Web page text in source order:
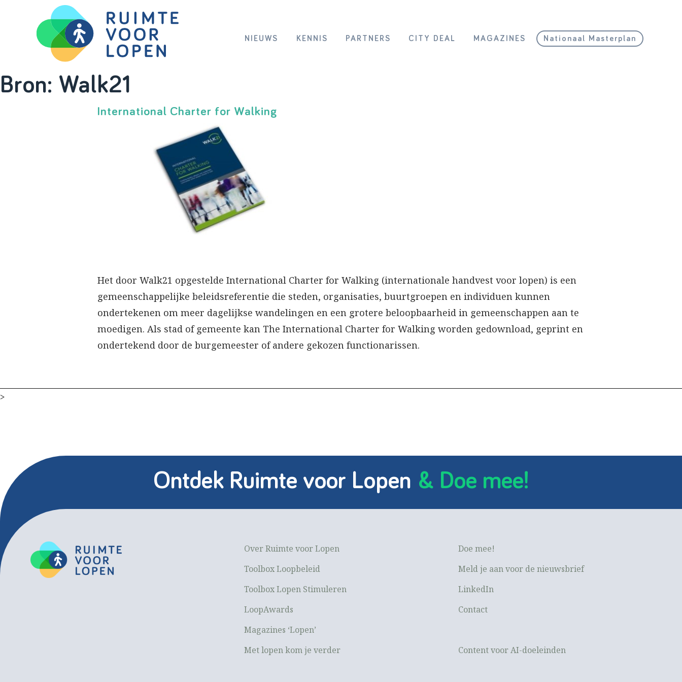
Skip
to
NIEUWS KENNIS PARTNERS CITY DEAL MAGAZINES Nationaal Masterplan
Bron: Walk21
International Charter for Walking
Het door Walk21 opgestelde International Charter for Walking (internationale handvest voor lopen) is een
gemeenschappelijke beleidsreferentie die steden, organisaties, buurtgroepen en individuen kunnen
ondertekenen om meer dagelijkse wandelingen en een grotere beloopbaarheid in gemeenschappen aan te
moedigen. Als stad of gemeente kan The International Charter for Walking worden gedownload, geprint en
ondertekend door de burgemeester of andere gekozen functionarissen.
>
Ontdek Ruimte voor Lopen & Doe mee!
Over Ruimte voor Lopen
Toolbox Loopbeleid
Toolbox Lopen Stimuleren
LoopAwards
Magazines ‘Lopen’
Met lopen kom je verder
Doe mee!
Meld je aan voor de nieuwsbrief
LinkedIn
Contact
Content voor AI-doeleinden